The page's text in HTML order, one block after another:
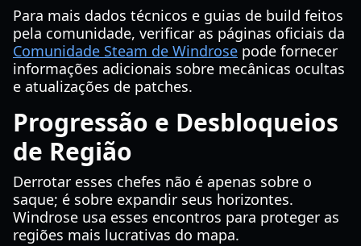
Para mais dados técnicos e guias de build feitos
pela comunidade, verificar as páginas oficiais da
Comunidade Steam de Windrose pode fornecer
informações adicionais sobre mecânicas ocultas
e atualizações de patches.
Progressão e Desbloqueios
de Região
Derrotar esses chefes não é apenas sobre o
saque; é sobre expandir seus horizontes.
Windrose usa esses encontros para proteger as
regiões mais lucrativas do mapa.